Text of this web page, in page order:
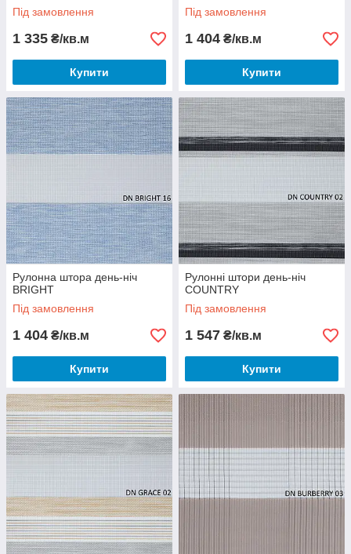
Під замовлення
1 335 ₴/кв.м
Купити
Під замовлення
1 404 ₴/кв.м
Купити
Рулонна штора день-ніч
BRIGHT
Під замовлення
1 404 ₴/кв.м
Купити
Рулонні штори день-ніч
COUNTRY
Під замовлення
1 547 ₴/кв.м
Купити